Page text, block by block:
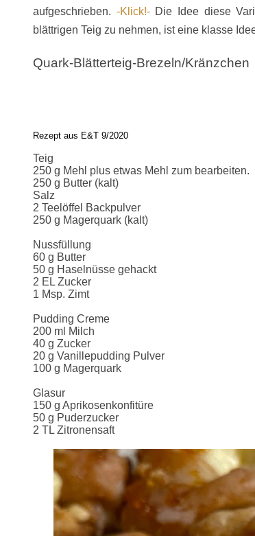
aufgeschrieben. -Klick!-Die Idee diese
blättrigen Teig zu nehmen, ist eine klasse
Quark-Blätterteig-Brezeln/Kränzchen
Rezept aus E&T 9/2020
Teig
250 g Mehl plus etwas Mehl zum bearbeiten.
250 g Butter (kalt)
Salz
2 Teelöffel Backpulver
250 g Magerquark (kalt)
Nussfüllung
60 g Butter
50 g Haselnüsse gehackt
2 EL Zucker
1 Msp. Zimt
Pudding Creme
200 ml Milch
40 g Zucker
20 g Vanillepudding Pulver
100 g Magerquark
Glasur
150 g Aprikosenkonfitüre
50 g Puderzucker
2 TL Zitronensaft